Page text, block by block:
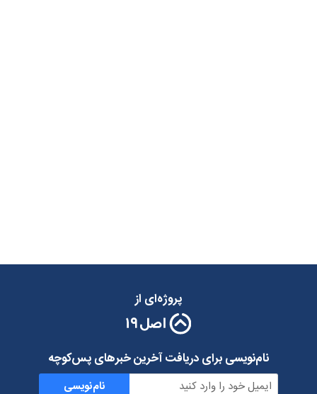
پروژه‌ای از
نام‌نویسی برای دریافت آخرین خبرهای پس‌کوچه
نام‌نویسی